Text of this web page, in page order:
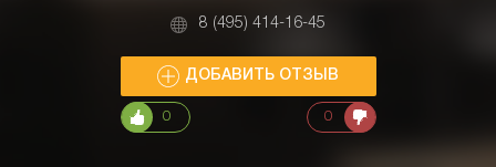
8 (495) 414-16-45
ДОБАВИТЬ ОТЗЫВ
0 0